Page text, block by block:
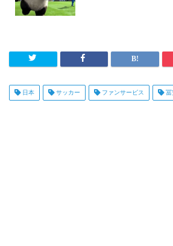
日本 サッカー ファンサービス 冨